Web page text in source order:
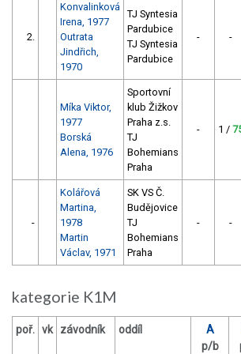
2.
Konvalinková
Irena, 1977
Outrata
Jindřich,
1970
TJ Syntesia
Pardubice
TJ Syntesia
Pardubice
- -
Míka Viktor,
1977
Borská
Alena, 1976
Sportovní
klub Žižkov
Praha z.s.
TJ
Bohemians
Praha
- 1 /
-
Kolářová
Martina,
1978
Martin
Václav, 1971
SK VS Č.
Budějovice
TJ
Bohemians
Praha
- -
kategorie K1M
poř. vk závodník oddíl
A
p/b